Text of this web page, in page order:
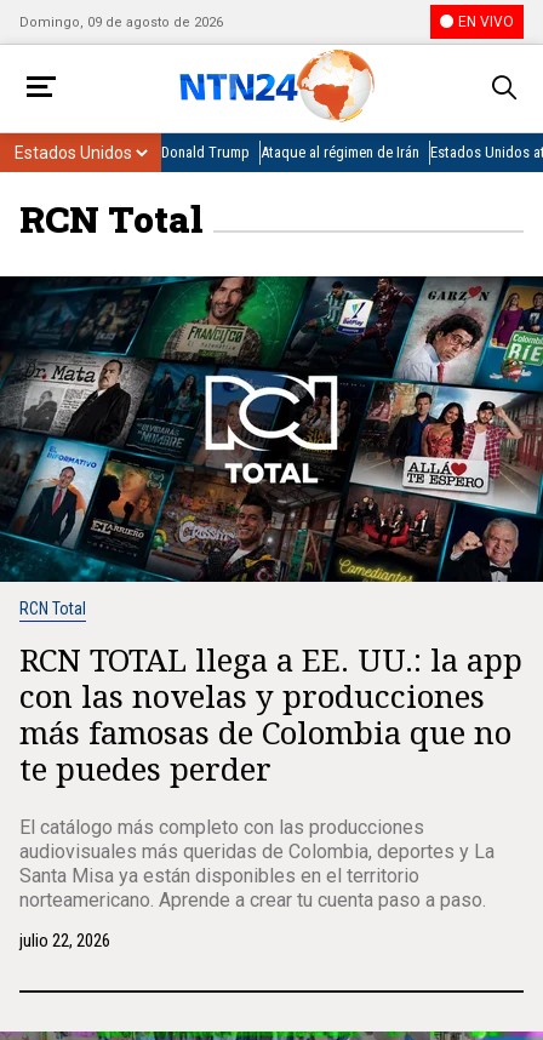
Domingo, 09 de agosto de 2026 EN VIVO
Donald Trump Ataque al régimen de Irán Estados Unidos
RCN Total
RCN Total
RCN TOTAL llega a EE. UU.: la app
con las novelas y producciones
más famosas de Colombia que no
te puedes perder
El catálogo más completo con las producciones
audiovisuales más queridas de Colombia, deportes y La
Santa Misa ya están disponibles en el territorio
norteamericano. Aprende a crear tu cuenta paso a paso.
julio 22, 2026